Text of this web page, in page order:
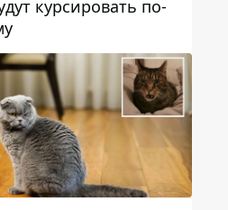
курсировать по-